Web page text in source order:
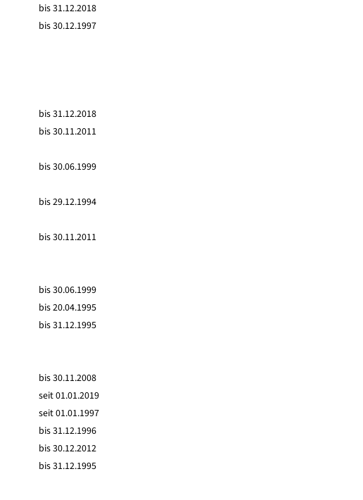
bis 31.12.2018
bis 30.12.1997
bis 31.12.2018
bis 30.11.2011
bis 30.06.1999
bis 29.12.1994
bis 30.11.2011
bis 30.06.1999
bis 20.04.1995
bis 31.12.1995
bis 30.11.2008
seit 01.01.2019
seit 01.01.1997
bis 31.12.1996
bis 30.12.2012
bis 31.12.1995